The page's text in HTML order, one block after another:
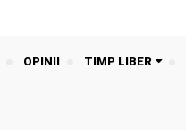
OPINII TIMP LIBER